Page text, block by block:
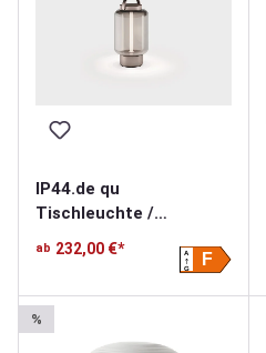
IP44.de qu
Tischleuchte /
Akkuleuchte
ab 232,00 €*
F
A
G
%